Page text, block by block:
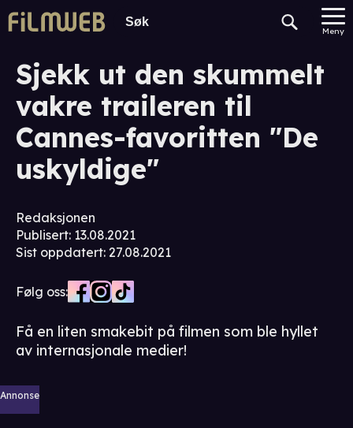
Meny
Sjekk ut den skummelt
vakre traileren til
Cannes-favoritten "De
uskyldige"
Redaksjonen
Publisert: 13.08.2021
Sist oppdatert: 27.08.2021
Følg oss:
Få en liten smakebit på filmen som ble hyllet
av internasjonale medier!
Annonse